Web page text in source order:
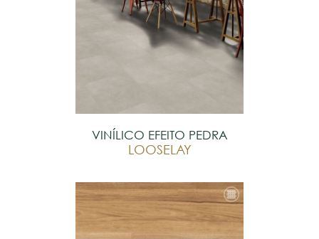
VINÍLICO EFEITO PEDRA
LOOSELAY